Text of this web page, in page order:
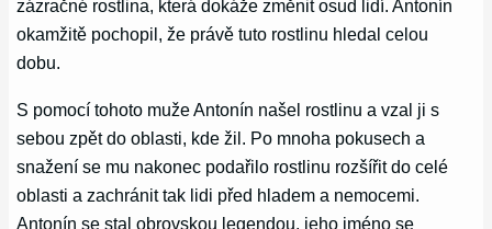
zázračné rostlina, která dokáže změnit osud lidí. Antonín
okamžitě pochopil, že právě tuto rostlinu hledal celou
dobu.
S pomocí tohoto muže Antonín našel rostlinu a vzal ji s
sebou zpět do oblasti, kde žil. Po mnoha pokusech a
snažení se mu nakonec podařilo rostlinu rozšířit do celé
oblasti a zachránit tak lidi před hladem a nemocemi.
Antonín se stal obrovskou legendou, jeho jméno se